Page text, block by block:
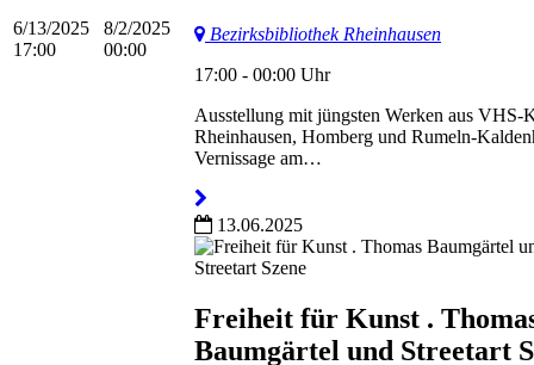
6/13/2025
17:00
8/2/2025
00:00
Bezirksbibliothek Rheinhausen
17:00 - 00:00 Uhr
Ausstellung mit jüngsten Werken aus VHS-
Rheinhausen, Homberg und Rumeln-
Vernissage am…
13.06.2025
Freiheit für Kunst .
Baumgärtel und Streetart